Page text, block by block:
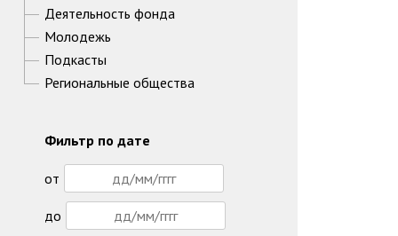
Деятельность фонда
Молодежь
Подкасты
Региональные общества
Фильтр по дате
от
до